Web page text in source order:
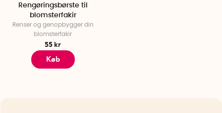
Rengøringsbørste til
blomsterfakir
Renser og genopbygger din
blomsterfakir
55 kr
Køb